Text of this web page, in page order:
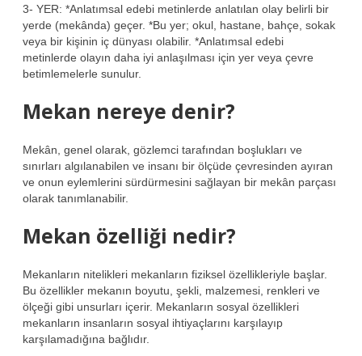
3- YER: *Anlatımsal edebi metinlerde anlatılan olay belirli bir
yerde (mekânda) geçer. *Bu yer; okul, hastane, bahçe, sokak
veya bir kişinin iç dünyası olabilir. *Anlatımsal edebi
metinlerde olayın daha iyi anlaşılması için yer veya çevre
betimlemelerle sunulur.
Mekan nereye denir?
Mekân, genel olarak, gözlemci tarafından boşlukları ve
sınırları algılanabilen ve insanı bir ölçüde çevresinden ayıran
ve onun eylemlerini sürdürmesini sağlayan bir mekân parçası
olarak tanımlanabilir.
Mekan özelliği nedir?
Mekanların nitelikleri mekanların fiziksel özellikleriyle başlar.
Bu özellikler mekanın boyutu, şekli, malzemesi, renkleri ve
ölçeği gibi unsurları içerir. Mekanların sosyal özellikleri
mekanların insanların sosyal ihtiyaçlarını karşılayıp
karşılamadığına bağlıdır.